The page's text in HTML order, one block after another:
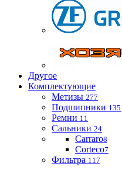
Другое
Комплектующие
Метизы 277
Подшипники 135
Ремни 11
Сальники 24
Carraro8
Corteco7
Фильтра 117